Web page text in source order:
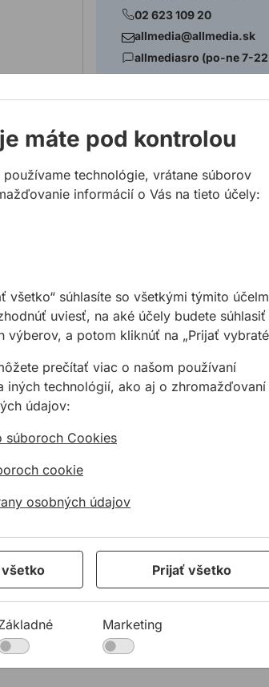
02 623 109 20
allmedia@allmedia.sk
allmediasro (po-ne 7-22
vzdialenosti
spoľahlivé vďaka kontrolovanému
a použitie cementového
HF10
máte pod kontrolou
používame technológie, vrátane súborov
informácií o Vás na tieto účely:
všetko“ súhlasíte so všetkými týmito
uviesť, na aké účely budete súhlasiť
výberov, a potom kliknúť na „Prijať
prečítať viac o našom používaní
iných technológií, ako aj o zhromažďovaní
údajov:
súboroch Cookies
cookie
osobných údajov
Prijať všetko
Marketing